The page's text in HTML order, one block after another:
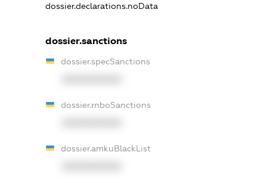
dossier.declarations.noData
dossier.sanctions
dossier.specSanctions
dossier.rnboSanctions
dossier.amkuBlackList